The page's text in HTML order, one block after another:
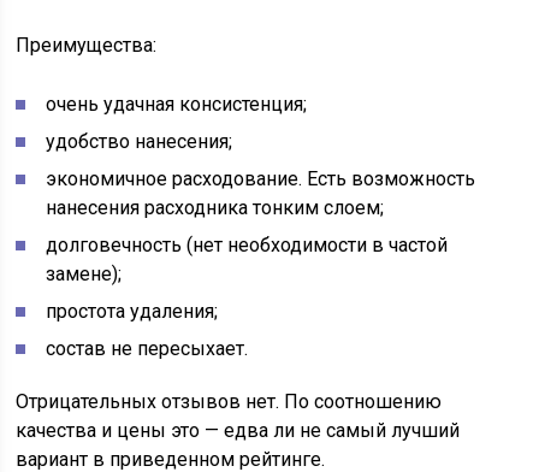
Преимущества:
очень удачная консистенция;
удобство нанесения;
экономичное расходование. Есть возможность
нанесения расходника тонким слоем;
долговечность (нет необходимости в частой
замене);
простота удаления;
состав не пересыхает.
Отрицательных отзывов нет. По соотношению
качества и цены это — едва ли не самый лучший
вариант в приведенном рейтинге.